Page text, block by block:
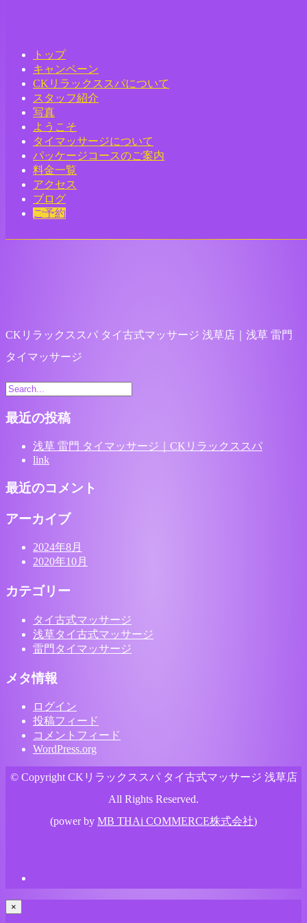
Toggle
navigation
トップ
キャンペーン
CKリラックススパについて
スタッフ紹介
写真
ようこそ
タイマッサージについて
パッケージコースのご案内
料金一覧
アクセス
ブログ
ご予約
ジ 浅草店｜浅草 雷門 タイマッサージ
--CKリ…
CKリラックススパ タイ古式マッサージ 浅草店｜浅草 雷門
タイマッサージ
最近の投稿
浅草 雷門 タイマッサージ｜CKリラックススパ
link
最近のコメント
アーカイブ
2024年8月
2020年10月
カテゴリー
タイ古式マッサージ
浅草タイ古式マッサージ
雷門タイマッサージ
メタ情報
ログイン
投稿フィード
コメントフィード
WordPress.org
© Copyright CKリラックススパ タイ古式マッサージ 浅草店
All Rights Reserved.
(power by MB THAi COMMERCE株式会社)
×